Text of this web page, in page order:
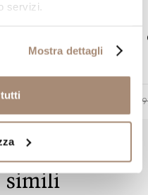
servizi.
Mostra dettagli
€
simili